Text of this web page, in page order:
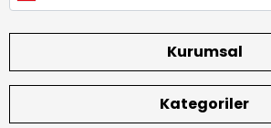
Kurumsal
Kategoriler